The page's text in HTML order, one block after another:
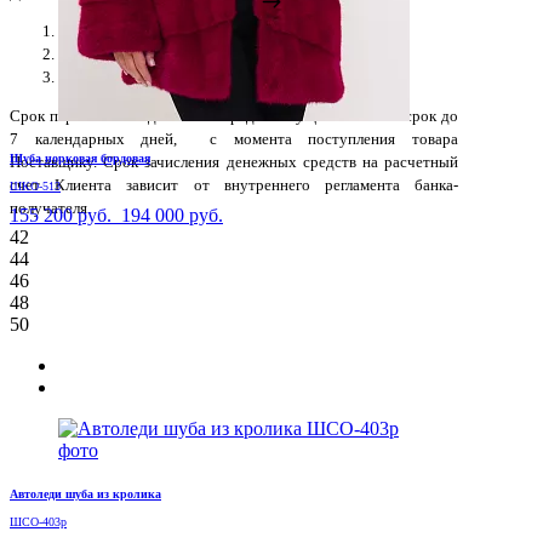
БИК отделения банка, где открыт счет
Лицевой счет Клиента
ФИО владельца счета
Срок перечисления денежных средств осуществляется в срок до
7 календарных дней, с момента поступления товара
Поставщику. Срок зачисления денежных средств на расчетный
счет Клиента зависит от внутреннего регламента банка-
получателя.
Шуба норковая бордовая
ШКО-513
155 200 руб. 194 000 руб.
42
44
46
48
50
Автоледи шуба из кролика
ШСО-403р